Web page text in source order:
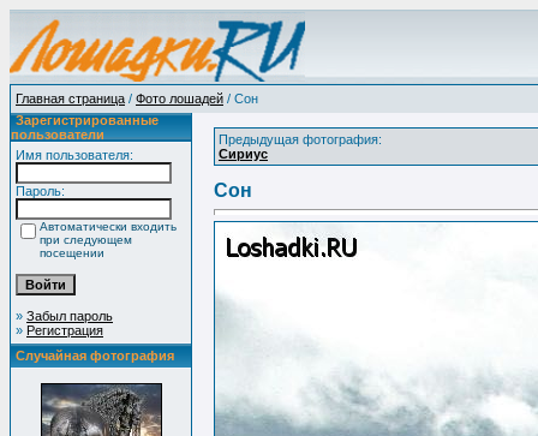
Главная страница / Фото лошадей / Сон
Зарегистрированные
пользователи
Имя пользователя:
Пароль:
Автоматически входить
при следующем
посещении
» Забыл пароль
» Регистрация
Случайная фотография
Предыдущая фотография:
Сириус
Сон